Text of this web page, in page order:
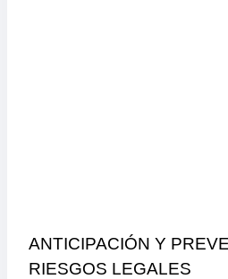
ANTICIPACIÓN Y
RIESGOS LEGALES